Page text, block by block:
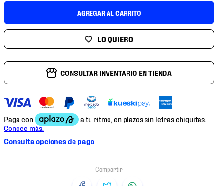
AGREGAR AL CARRITO
CONSULTAR INVENTARIO EN TIENDA
Consulta opciones de pago
8.
mochilas
9.
tenis niño
10. tenis nike